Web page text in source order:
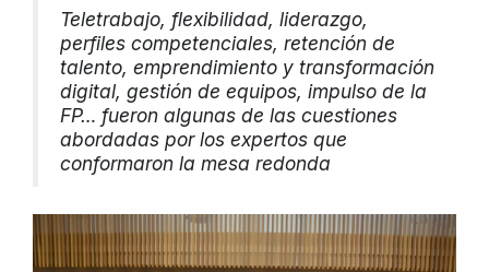
Teletrabajo, flexibilidad, liderazgo,
perfiles competenciales, retención de
talento, emprendimiento y transformación
digital, gestión de equipos, impulso de la
FP… fueron algunas de las cuestiones
abordadas por los expertos que
conformaron la mesa redonda